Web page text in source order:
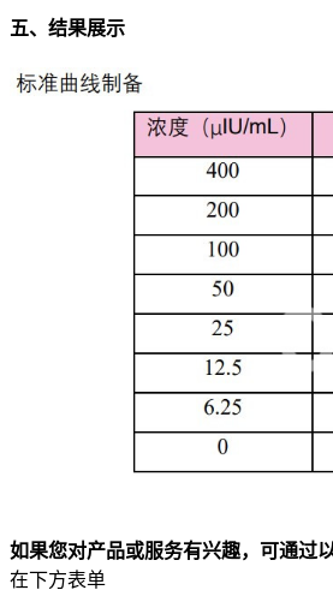
五、结果展示
如果您对产品或服务有兴趣，可通过
在下方表单